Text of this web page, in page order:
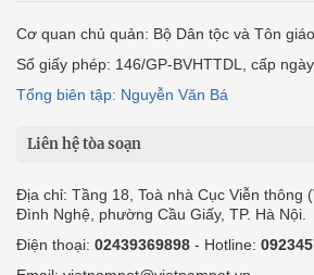
Cơ quan chủ quản: Bộ Dân tộc và Tôn giáo
Số giấy phép: 146/GP-BVHTTDL, cấp
Tổng biên tập: Nguyễn Văn Bá
Liên hệ tòa soạn
Địa chỉ: Tầng 18, Toà nhà Cục Viễn thông
Đình Nghệ, phường Cầu Giấy, TP. Hà Nội.
Điện thoại: 02439369898 - Hotline: